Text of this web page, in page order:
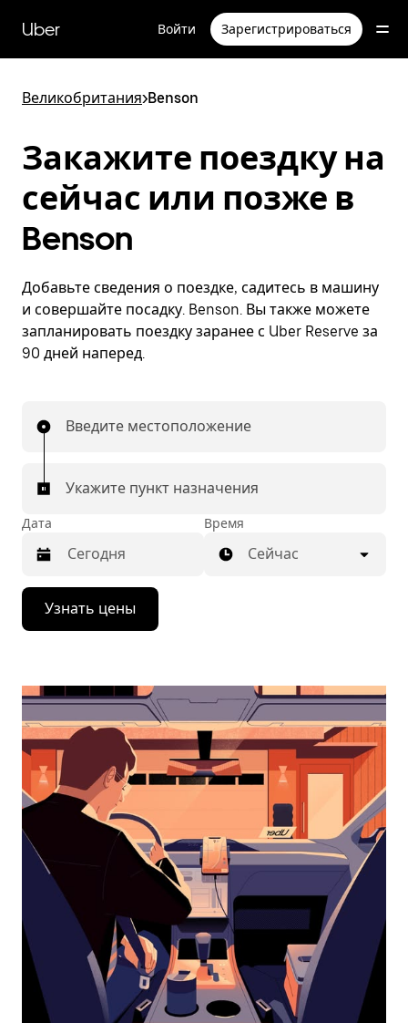
перейти
к
содержимому
Uber Войти Зарегистрироваться
Великобритания>Benson
Закажите поездку на
сейчас или позже в
Benson
Добавьте сведения о поездке, садитесь в машину
и совершайте посадку. Benson. Вы также можете
запланировать поездку заранее с Uber Reserve за
90 дней наперед.
Введите местоположение
Укажите пункт назначения
Дата
Нажмите
стрелку
вниз,
календарю
выбрать
дату.
Чтобы
закрыть
календарь,
нажмите
Esc.
Время
Сейчас
Узнать цены